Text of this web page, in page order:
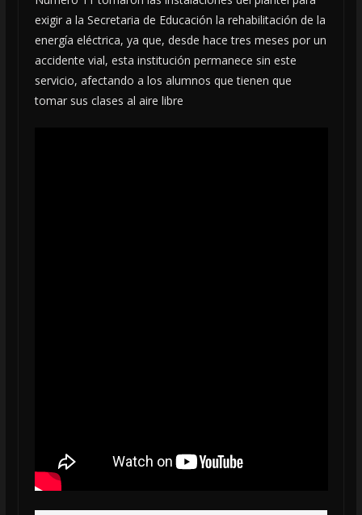
exigir a la Secretaria de Educación la rehabilitación de la
energía eléctrica, ya que, desde hace tres meses por un
accidente vial, esta institución permanece sin este
servicio, afectando a los alumnos que tienen que
tomar sus clases al aire libre